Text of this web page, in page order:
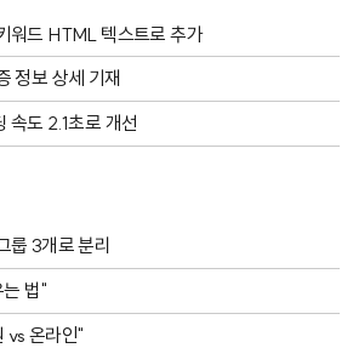
워드 HTML 텍스트로 추가
정보 상세 기재
속도 2.1초로 개선
룹 3개로 분리
법"
vs 온라인"